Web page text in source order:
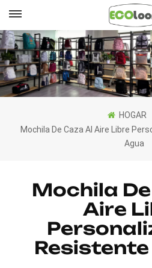
English
Français
Deutsch
Nederlands
HOGAR
Mochila De Caza Al Aire Libre
Agua
Mochila
Aire
Resistente